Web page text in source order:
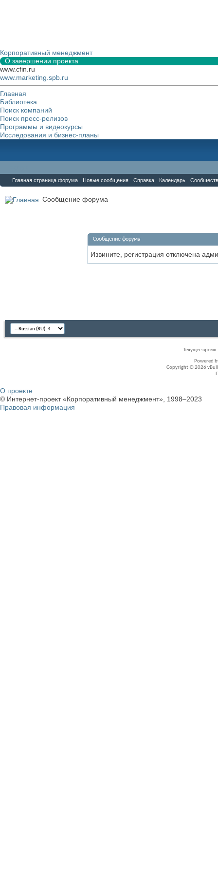
Корпоративный менеджмент
О завершении проекта
www.cfin.ru
www.marketing.spb.ru
Главная
Библиотека
Поиск компаний
Поиск пресс-релизов
Программы и видеокурсы
Исследования и бизнес-планы
Главная страница форума Новые сообщения Справка Календарь
Сообщение форума
Сообщение форума
Извините, регистрация отключена
Текущее время:
Powered
Copyright © 2026
О проекте
© Интернет-проект «Корпоративный менеджмент», 1998–2023
Правовая информация